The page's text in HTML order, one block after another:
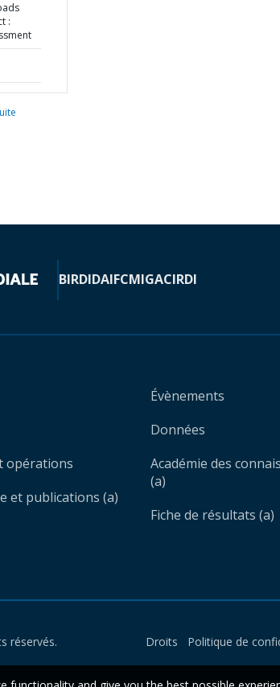
:
BIRDIDAIFCMIGACIRDI
opérations
et publications (a)
Évènements
Données
Académie des
(a)
Fiche de résultats (a)
réservés. Droits Politique de